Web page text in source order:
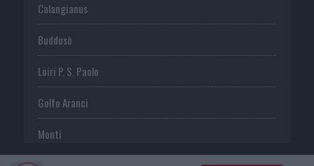
Calangianus
Buddusò
Loiri P. S. Paolo
Golfo Aranci
Monti